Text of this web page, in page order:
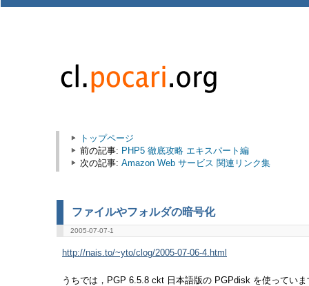
トップページ
前の記事: PHP5 徹底攻略 エキスパート編
次の記事: Amazon Web サービス 関連リンク集
ファイルやフォルダの暗号化
2005-07-07-1
http://nais.to/~yto/clog/2005-07-06-4.html
うちでは，PGP 6.5.8 ckt 日本語版の PGPdisk を使っていま